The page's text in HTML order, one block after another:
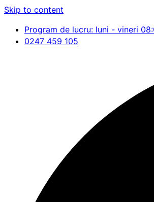
Skip to content
Program de lucru: luni - vineri
0247 459 105